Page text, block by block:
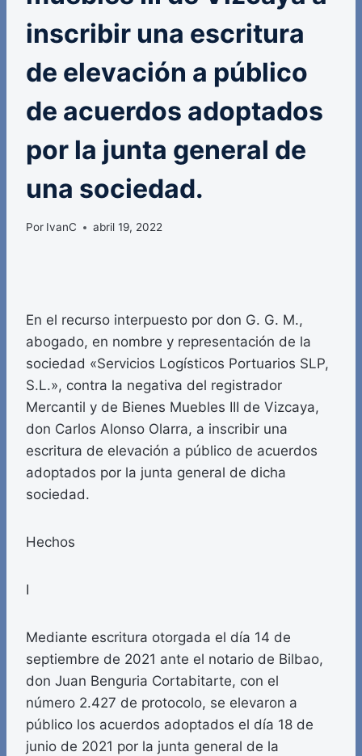
inscribir una escritura
de elevación a público
de acuerdos adoptados
por la junta general de
una sociedad.
Por IvanC abril 19, 2022
En el recurso interpuesto por don G. G. M.,
abogado, en nombre y representación de la
sociedad «Servicios Logísticos Portuarios SLP,
S.L.», contra la negativa del registrador
Mercantil y de Bienes Muebles III de Vizcaya,
don Carlos Alonso Olarra, a inscribir una
escritura de elevación a público de acuerdos
adoptados por la junta general de dicha
sociedad.
Hechos
I
Mediante escritura otorgada el día 14 de
septiembre de 2021 ante el notario de Bilbao,
don Juan Benguria Cortabitarte, con el
número 2.427 de protocolo, se elevaron a
público los acuerdos adoptados el día 18 de
junio de 2021 por la junta general de la